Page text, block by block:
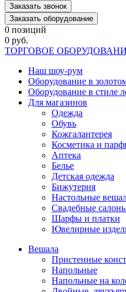
Заказать звонок
Заказать оборудование
0 позиций
0 руб.
ТОРГОВОЕ
Наш шоу-рум
Оборудование в
Оборудование в стиле
Для магазинов
Одежда
Обувь
Кожгалантерея
Косметика и
Аптека
Белье
Детская одежда
Бижутерия
Настольные
Свадебные
Шарфы и платки
Ювелирные
Вешала
Пристенные
Напольные
Напольные на